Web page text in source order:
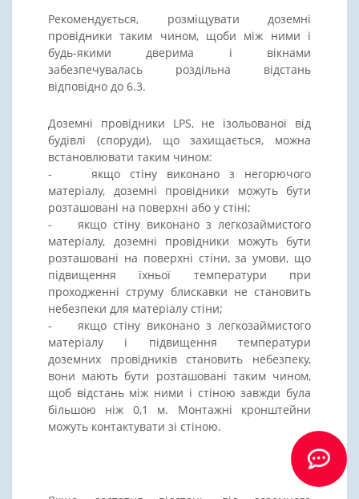
Рекомендується, розміщувати доземні
провідники таким чином, щоби між ними і
будь-якими дверима і вікнами
забезпечувалась роздільна відстань
відповідно до 6.3.
Доземні провідники LPS, не ізольованої від
будівлі (споруди), що захищається, можна
встановлювати таким чином:
- якщо стіну виконано з негорючого
матеріалу, доземні провідники можуть бути
розташовані на поверхні або у стіні;
- якщо стіну виконано з легкозаймистого
матеріалу, доземні провідники можуть бути
розташовані на поверхні стіни, за умови, що
підвищення їхньої температури при
проходженні струму блискавки не становить
небезпеки для матеріалу стіни;
- якщо стіну виконано з легкозаймистого
матеріалу і підвищення температури
доземних провідників становить небезпеку,
вони мають бути розташовані таким чином,
щоб відстань між ними і стіною завжди була
більшою ніж 0,1 м. Монтажні кронштейни
можуть контактувати зі стіною.